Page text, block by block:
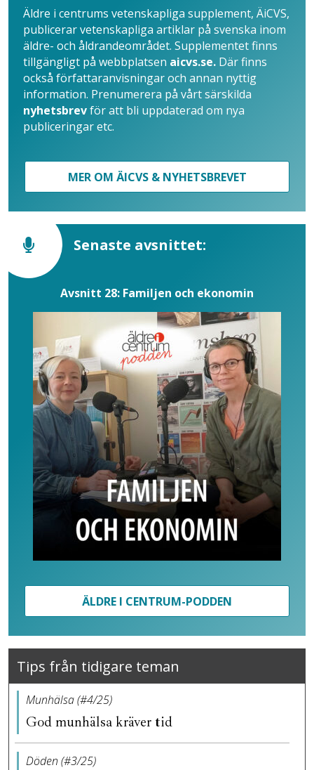
Äldre i centrums vetenskapliga supplement, ÄiCVS,
publicerar vetenskapliga artiklar på svenska inom
äldre- och åldrandeområdet. Supplementet finns
tillgängligt på webbplatsen aicvs.se. Där finns
också författaranvisningar och annan nyttig
information. Prenumerera på vårt särskilda
nyhetsbrevför att bli uppdaterad om nya
publiceringar etc.
MER OM ÄICVS & NYHETSBREVET
Senaste avsnittet:
Avsnitt 28: Familjen och ekonomin
ÄLDRE I CENTRUM-PODDEN
Tips från tidigare teman
Munhälsa (#4/25)
God munhälsa kräver tid
Döden (#3/25)